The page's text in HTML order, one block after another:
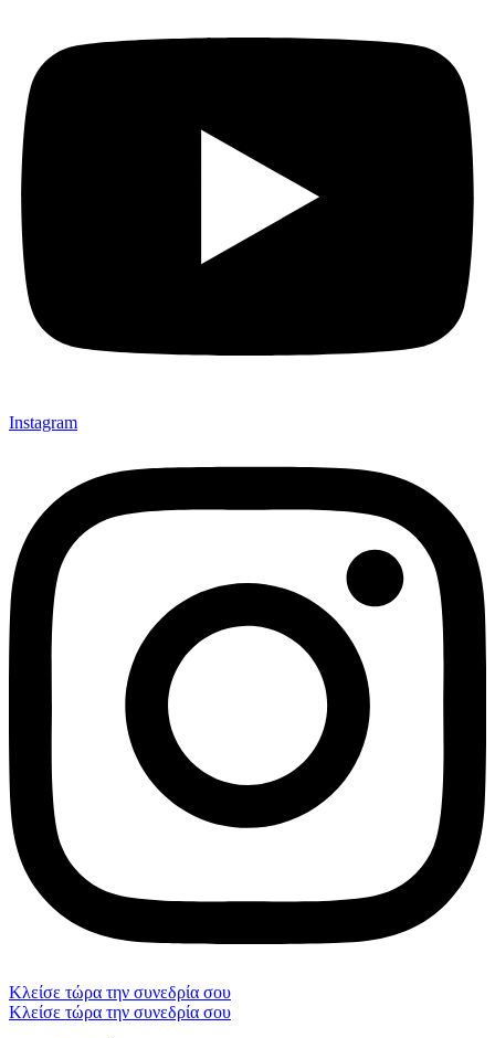
Instagram
Κλείσε τώρα την συνεδρία σου
Κλείσε τώρα την συνεδρία σου